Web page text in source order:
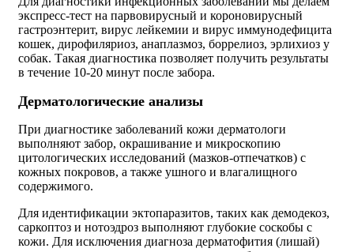
экспресс-тест на парвовирусный и короновирусный
гастроэнтерит, вирус лейкемии и вирус иммунодефицита
кошек, дирофиляриоз, анаплазмоз, боррелиоз, эрлихиоз у
собак. Такая диагностика позволяет получить результаты
в течение 10-20 минут после забора.
Дерматологические анализы
При диагностике заболеваний кожи дерматологи
выполняют забор, окрашивание и микроскопию
цитологических исследований (мазков-отпечатков) с
кожных покровов, а также ушного и влагалищного
содержимого.
Для идентификации эктопаразитов, таких как демодекоз,
саркоптоз и нотоэдроз выполняют глубокие соскобы с
кожи. Для исключения диагноза дерматофития (лишай)